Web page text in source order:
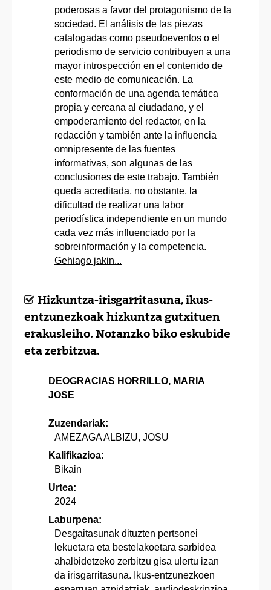
poderosas a favor del protagonismo de la
sociedad. El análisis de las piezas
catalogadas como pseudoeventos o el
periodismo de servicio contribuyen a una
mayor introspección en el contenido de
este medio de comunicación. La
conformación de una agenda temática
propia y cercana al ciudadano, y el
empoderamiento del redactor, en la
redacción y también ante la influencia
omnipresente de las fuentes
informativas, son algunas de las
conclusiones de este trabajo. También
queda acreditada, no obstante, la
dificultad de realizar una labor
periodística independiente en un mundo
cada vez más influenciado por la
sobreinformación y la competencia.
Gehiago jakin...
Hizkuntza-irisgarritasuna, ikus-
entzunezkoak hizkuntza gutxituen
erakusleiho. Noranzko biko eskubide
eta zerbitzua.
DEOGRACIAS HORRILLO, MARIA
JOSE
Zuzendariak:
AMEZAGA ALBIZU, JOSU
Kalifikazioa:
Bikain
Urtea:
2024
Laburpena:
Desgaitasunak dituzten pertsonei
lekuetara eta bestelakoetara sarbidea
ahalbidetzeko zerbitzu gisa ulertu izan
da irisgarritasuna. Ikus-entzunezkoen